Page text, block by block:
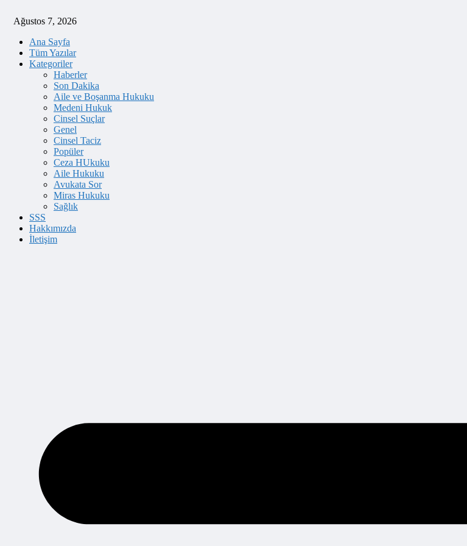
Ağustos 7, 2026
Ana Sayfa
Tüm Yazılar
Kategoriler
Haberler
Son Dakika
Aile ve Boşanma Hukuku
Medeni Hukuk
Cinsel Suçlar
Genel
Cinsel Taciz
Popüler
Ceza HUkuku
Aile Hukuku
Avukata Sor
Miras Hukuku
Sağlık
SSS
Hakkımızda
İletişim